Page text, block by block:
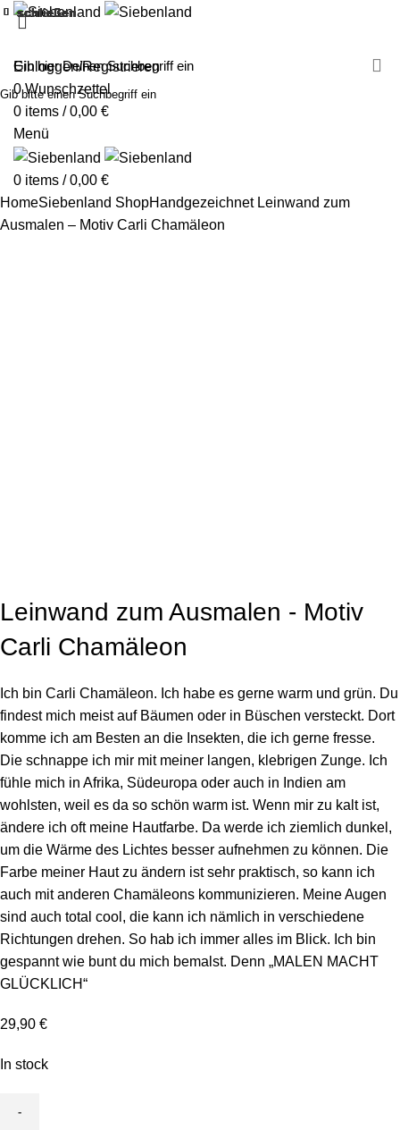
Einloggen/Registrieren
0Wunschzettel
0 items / 0,00 €
Menü
0 items / 0,00 €
HomeSiebenland ShopHandgezeichnetLeinwand zum
Ausmalen – Motiv Carli Chamäleon
Leinwand zum Ausmalen - Motiv
Carli Chamäleon
Ich bin Carli Chamäleon. Ich habe es gerne warm und grün. Du
findest mich meist auf Bäumen oder in Büschen versteckt. Dort
komme ich am Besten an die Insekten, die ich gerne fresse.
Die schnappe ich mir mit meiner langen, klebrigen Zunge. Ich
fühle mich in Afrika, Südeuropa oder auch in Indien am
wohlsten, weil es da so schön warm ist. Wenn mir zu kalt ist,
ändere ich oft meine Hautfarbe. Da werde ich ziemlich dunkel,
um die Wärme des Lichtes besser aufnehmen zu können. Die
Farbe meiner Haut zu ändern ist sehr praktisch, so kann ich
auch mit anderen Chamäleons kommunizieren. Meine Augen
sind auch total cool, die kann ich nämlich in verschiedene
Richtungen drehen. So hab ich immer alles im Blick. Ich bin
gespannt wie bunt du mich bemalst. Denn „MALEN MACHT
GLÜCKLICH“
29,90 €
In stock
schließen
schließen
schließen
schließen
schließen
schließen
schließen
schließen
schließen
schließen
schließen
schließen
schließen
schließen
schließen
schließen
schließen
schließen
Gib bitte einen Suchbegriff ein